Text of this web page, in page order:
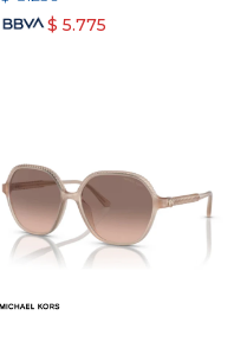
$ 5.775